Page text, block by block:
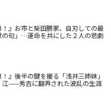
！』お市と柴田勝家、自刃しての最
の句」…運命を共にした２人の悲劇
！』後半の鍵を握る「浅井三姉妹」
江——秀吉に翻弄された波乱の生涯